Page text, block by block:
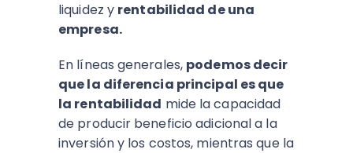
liquidez y rentabilidad de una
empresa.
En líneas generales, podemos decir
que la diferencia principal es que
la rentabilidad mide la capacidad
de producir beneficio adicional a la
inversión y los costos, mientras que la